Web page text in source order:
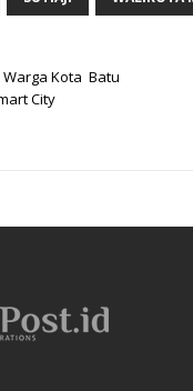
Kota Batu
City